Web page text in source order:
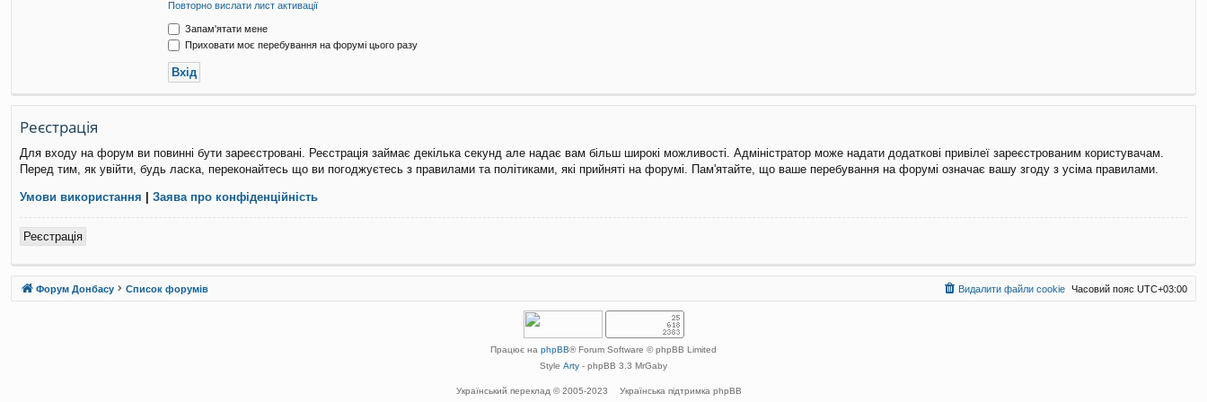
Повторно вислати лист активації
Запам'ятати мене
Приховати моє перебування на форумі цього разу
Реєстрація
Для входу на форум ви повинні бути зареєстровані. Реєстрація займає декілька секунд але надає вам більш широкі можливості. Адміністратор може надати додаткові привілеї зареєстрованим користувачам.
Перед тим, як увійти, будь ласка, переконайтесь що ви погоджуєтесь з правилами та політиками, які прийняті на форумі. Пам'ятайте, що ваше перебування на форумі означає вашу згоду з усіма правилами.
Умови використання | Заява про конфіденційність
Реєстрація
Форум Донбасу Список форумів Часовий пояс UTC+03:00
Видалити файли cookie
Працює на phpBB® Forum Software © phpBB Limited
Style Arty - phpBB 3.3 MrGaby
Український переклад © 2005-2023 Українська підтримка phpBB